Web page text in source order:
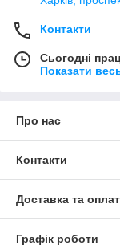
Контакти
Сьогодні
Показати
Про нас
Контакти
Доставка та
Графік роботи